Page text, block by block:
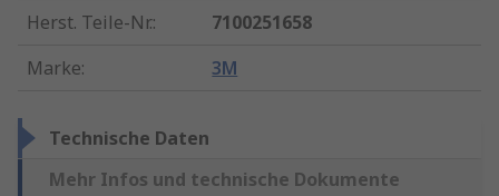
Herst. Teile-Nr.:
7100251658
Marke: 3M
Technische Daten
Mehr Infos und technische Dokumente